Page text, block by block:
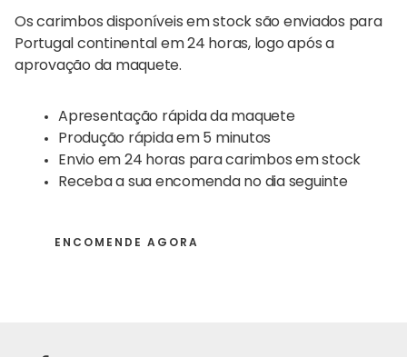
Os carimbos disponíveis em stock são enviados para
Portugal continental em 24 horas, logo após a
aprovação da maquete.
Apresentação rápida da maquete
Produção rápida em 5 minutos
Envio em 24 horas para carimbos em stock
Receba a sua encomenda no dia seguinte
ENCOMENDE AGORA